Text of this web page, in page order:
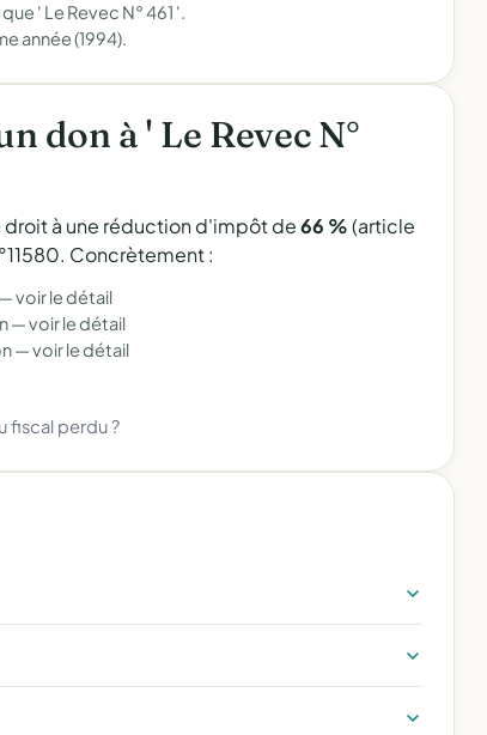
' Le Revec N° 461 '.
année (1994).
don à ' Le Revec N°
droit à une réduction d'impôt de66 %(article
Concrètement :
voir le détail
—voir le détail
—voir le détail
fiscal perdu ?